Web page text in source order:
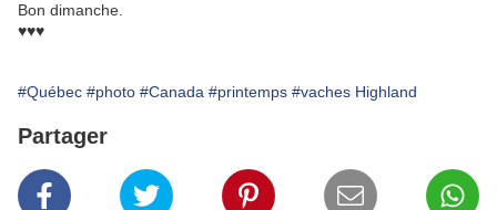
Bon dimanche.
♥♥♥
#Québec #photo #Canada #printemps #vaches Highland
Partager